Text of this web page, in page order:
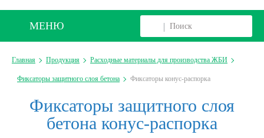
МЕНЮ
Главная Продукция Расходные материалы для производства ЖБИ
Фиксаторы защитного слоя бетона Фиксаторы конус-распорка
Фиксаторы защитного слоя
бетона конус-распорка